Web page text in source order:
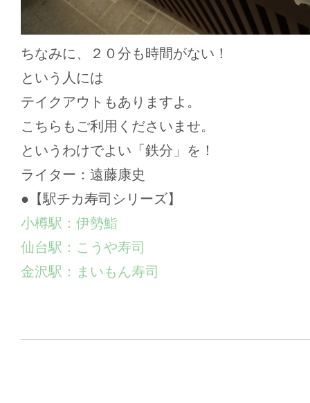
ちなみに、２０分も時間がない！
という人には
テイクアウトもありますよ。
こちらもご利用くださいませ。
というわけでよい「鉄分」を！
ライター：遠藤康史
●【駅チカ寿司シリーズ】
小樽駅：伊勢鮨
仙台駅：こうや寿司
金沢駅：まいもん寿司